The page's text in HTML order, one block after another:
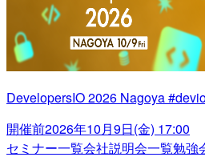
DevelopersIO 2026 Nagoya
開催前2026年10月9日(金) 17:00
セミナー一覧会社説明会一覧勉強